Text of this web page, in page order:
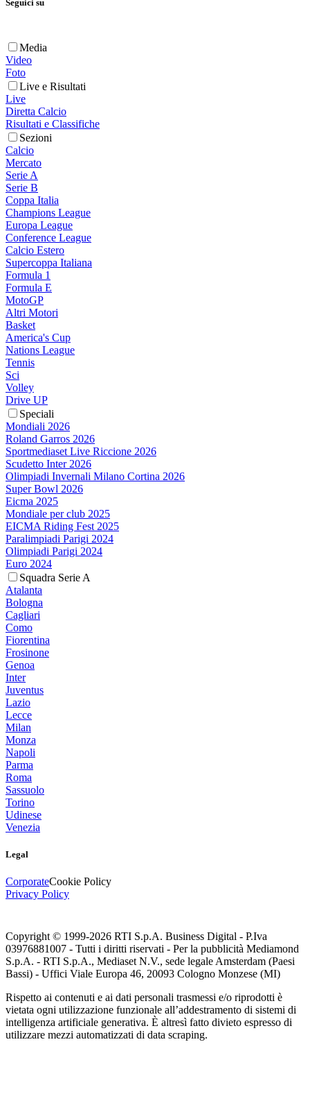
Seguici su
Media
Video
Foto
Live e Risultati
Live
Diretta Calcio
Risultati e Classifiche
Sezioni
Calcio
Mercato
Serie A
Serie B
Coppa Italia
Champions League
Europa League
Conference League
Calcio Estero
Supercoppa Italiana
Formula 1
Formula E
MotoGP
Altri Motori
Basket
America's Cup
Nations League
Tennis
Sci
Volley
Drive UP
Speciali
Mondiali 2026
Roland Garros 2026
Sportmediaset Live Riccione 2026
Scudetto Inter 2026
Olimpiadi Invernali Milano Cortina 2026
Super Bowl 2026
Eicma 2025
Mondiale per club 2025
EICMA Riding Fest 2025
Paralimpiadi Parigi 2024
Olimpiadi Parigi 2024
Euro 2024
Squadra Serie A
Atalanta
Bologna
Cagliari
Como
Fiorentina
Frosinone
Genoa
Inter
Juventus
Lazio
Lecce
Milan
Monza
Napoli
Parma
Roma
Sassuolo
Torino
Udinese
Venezia
Legal
CorporateCookie Policy
Privacy Policy
Copyright © 1999-2026 RTI S.p.A. Business Digital - P.Iva
03976881007 - Tutti i diritti riservati - Per la pubblicità Mediamond
S.p.A. - RTI S.p.A., Mediaset N.V., sede legale Amsterdam (Paesi
Bassi) - Uffici Viale Europa 46, 20093 Cologno Monzese (MI)
Rispetto ai contenuti e ai dati personali trasmessi e/o riprodotti è
vietata ogni utilizzazione funzionale all’addestramento di sistemi di
intelligenza artificiale generativa. È altresì fatto divieto espresso di
utilizzare mezzi automatizzati di data scraping.